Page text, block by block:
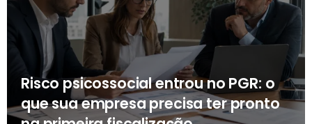
Risco psicossocial entrou no PGR: o
que sua empresa precisa ter pronto